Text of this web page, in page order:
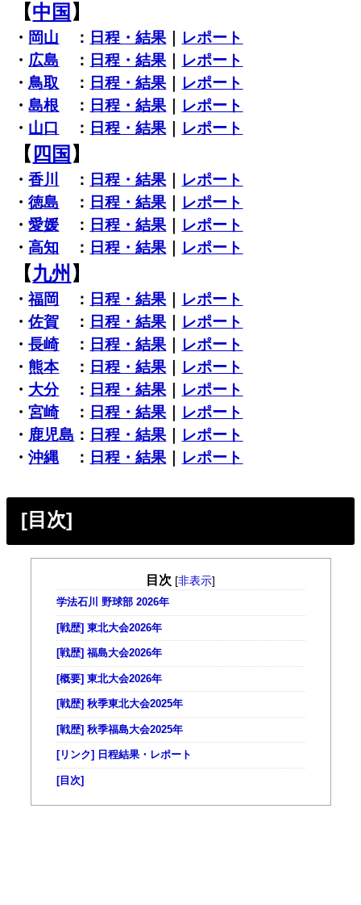
【中国 】
・ 岡山 ： 日程・結果
レポート
・ 広島 ： 日程・結果
レポート
・ 鳥取 ： 日程・結果
レポート
・島根 ： 日程・結果
レポート
・ 山口 ： 日程・結果 レポート
【 四国 】
・香川 ： 日程・結果
レポート
・徳島 ： 日程・結果
レポート
・愛媛 ： 日程・結果
レポート
・高知 ： 日程・結果 レポート
【九州 】
・福岡 ： 日程・結果
レポート
・佐賀 ： 日程・結果
レポート
・長崎： 日程・結果
レポート
・ 熊本： 日程・結果
レポート
・ 大分： 日程・結果
レポート
・宮崎： 日程・結果
レポート
・ 鹿児島 ： 日程・結果
レポート
・沖縄 ： 日程・結果 レポート
[目次]
目次 [非表示]
学法石川 野球部 2026年
[戦歴] 東北大会2026年
[戦歴] 福島大会2026年
[概要] 東北大会2026年
[戦歴] 秋季東北大会2025年
[戦歴] 秋季福島大会2025年
[リンク] 日程結果・レポート
[目次]